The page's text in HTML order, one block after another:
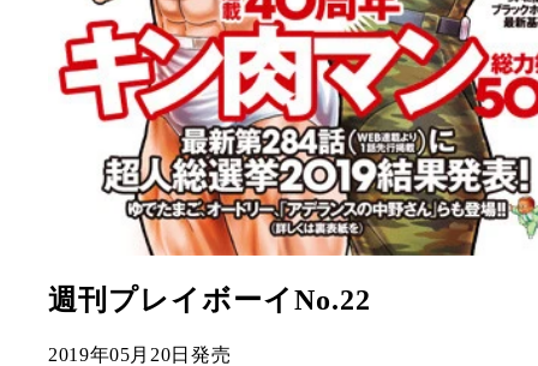
週刊プレイボーイNo.22
2019年05月20日発売